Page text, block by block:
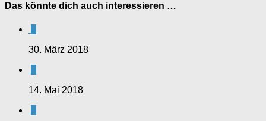
Das könnte dich auch interessieren …
30. März 2018
14. Mai 2018